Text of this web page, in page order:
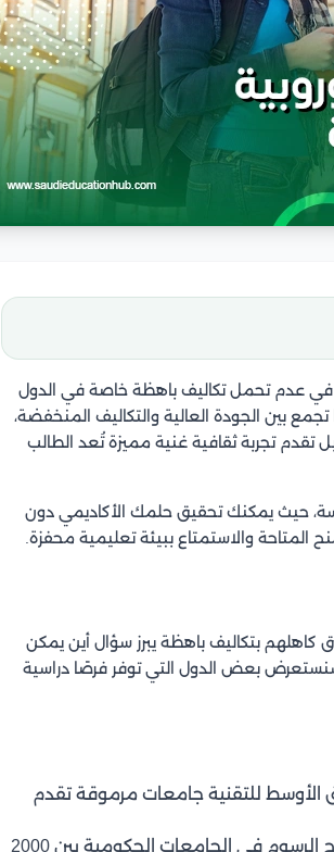
في عدم تحمل تكاليف باهظة خاصة في الدول
بين الجودة العالية والتكاليف المنخفضة،
تقدم تجربة ثقافية غنية مميزة تُعد الطالب
حيث يمكنك تحقيق حلمك الأكاديمي دون
المتاحة والاستمتاع ببيئة تعليمية محفزة.
كاهلهم بتكاليف باهظة يبرز سؤال أين يمكن
بعض الدول التي توفر فرصًا دراسية
للتقنية جامعات مرموقة تقدم
تتميز الجامعات التركية بإنخفاض الرسوم الدراسية حيث تتراوح الرسوم في الجامعات الحكومية بين 2000